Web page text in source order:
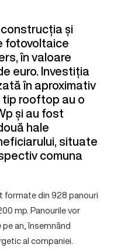
și
fotovoltaice
în valoare
euro. Investiția
în aproximativ
tip rooftop au o
și au fost
hale
situate
comuna
formate din 928 panouri
mp. Panourile vor
an, însemnând
al companiei.